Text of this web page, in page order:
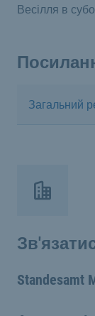
Весілля в
Загальний
Standesamt